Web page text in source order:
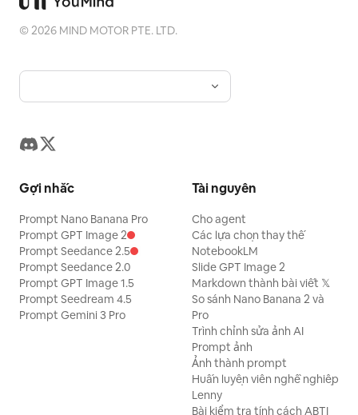
©2026 MIND MOTOR PTE. LTD.
Gợi nhắc
Prompt Nano Banana Pro
Prompt GPT Image 2
Prompt Seedance 2.5
Prompt Seedance 2.0
Prompt GPT Image 1.5
Prompt Seedream 4.5
Prompt Gemini 3 Pro
Tài nguyên
Cho agent
Các lựa chọn thay thế
NotebookLM
Slide GPT Image 2
Markdown thành bài viết 𝕏
So sánh Nano Banana 2 và
Pro
Trình chỉnh sửa ảnh AI
Prompt ảnh
Ảnh thành prompt
Huấn luyện viên nghề nghiệp
Lenny
Bài kiểm tra tính cách ABTI